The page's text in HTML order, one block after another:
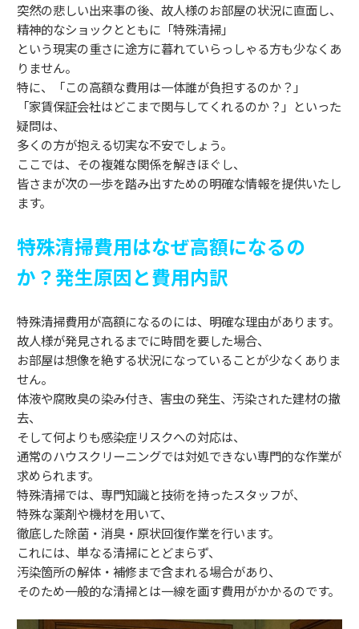
突然の悲しい出来事の後、故人様のお部屋の状況に直面し、
精神的なショックとともに「特殊清掃」
という現実の重さに途方に暮れていらっしゃる方も少なくあ
りません。
特に、「この高額な費用は一体誰が負担するのか？」
「家賃保証会社はどこまで関与してくれるのか？」といった
疑問は、
多くの方が抱える切実な不安でしょう。
ここでは、その複雑な関係を解きほぐし、
皆さまが次の一歩を踏み出すための明確な情報を提供いたし
ます。
特殊清掃費用はなぜ高額になるの
か？発生原因と費用内訳
特殊清掃費用が高額になるのには、明確な理由があります。
故人様が発見されるまでに時間を要した場合、
お部屋は想像を絶する状況になっていることが少なくありま
せん。
体液や腐敗臭の染み付き、害虫の発生、汚染された建材の撤
去、
そして何よりも感染症リスクへの対応は、
通常のハウスクリーニングでは対処できない専門的な作業が
求められます。
特殊清掃では、専門知識と技術を持ったスタッフが、
特殊な薬剤や機材を用いて、
徹底した除菌・消臭・原状回復作業を行います。
これには、単なる清掃にとどまらず、
汚染箇所の解体・補修まで含まれる場合があり、
そのため一般的な清掃とは一線を画す費用がかかるのです。